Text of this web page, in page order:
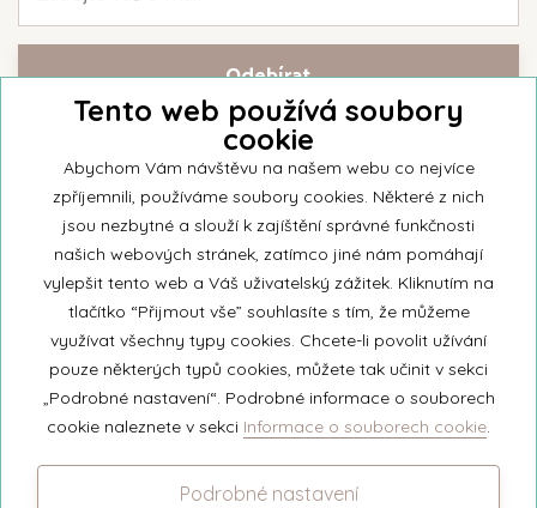
Přihlašte se k našemu newsletteru a buďte jako první informováni o
nejnovějších kolekcích svíček a aktualitách z rodinné firmy Unipar.
© 2026 Unipar
+420 571 651 531
eshop@unipar.cz
Facebook
Tento web používá soubory
cookie
Abychom Vám návštěvu na našem webu co nejvíce
zpříjemnili, používáme soubory cookies. Některé z nich
jsou nezbytné a slouží k zajíštění správné funkčnosti
našich webových stránek, zatímco jiné nám pomáhají
vylepšit tento web a Váš uživatelský zážitek. Kliknutím na
tlačítko “Přijmout vše” souhlasíte s tím, že můžeme
využívat všechny typy cookies. Chcete-li povolit užívání
pouze některých typů cookies, můžete tak učinit v sekci
„Podrobné nastavení“. Podrobné informace o souborech
cookie naleznete v sekci Informace o souborech cookie.
Podrobné nastavení